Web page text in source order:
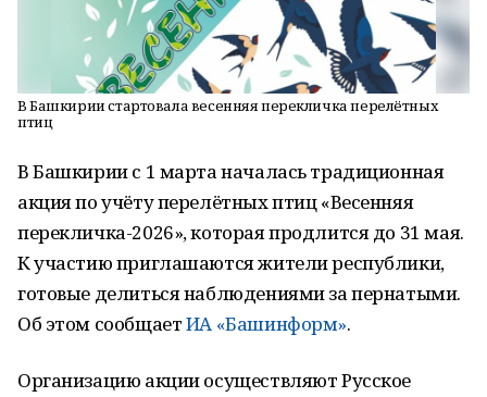
В Башкирии стартовала весенняя перекличка перелётных
птиц
В Башкирии с 1 марта началась традиционная
акция по учёту перелётных птиц «Весенняя
перекличка-2026», которая продлится до 31 мая.
К участию приглашаются жители республики,
готовые делиться наблюдениями за пернатыми.
Об этом сообщаетИА «Башинформ».
Организацию акции осуществляют Русское